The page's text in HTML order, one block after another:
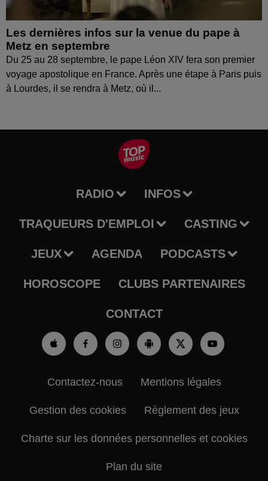
Les dernières infos sur la venue du pape à
Metz en septembre
Du 25 au 28 septembre, le pape Léon XIV fera son premier
voyage apostolique en France. Après une étape à Paris puis
à Lourdes, il se rendra à Metz, où il...
RADIO INFOS
TRAQUEURS D'EMPLOI CASTING
JEUX AGENDA PODCASTS
HOROSCOPE CLUBS PARTENAIRES
CONTACT
Contactez-nous Mentions légales
Gestion des cookies Règlement des jeux
Charte sur les données personnelles et cookies
Plan du site